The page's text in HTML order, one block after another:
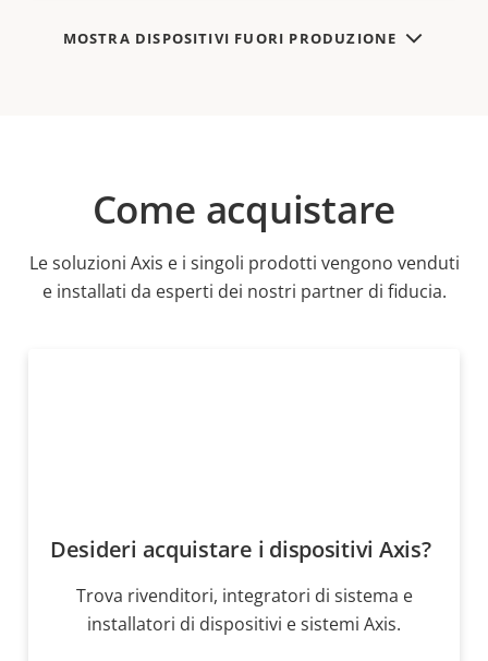
MOSTRA DISPOSITIVI FUORI PRODUZIONE
Come acquistare
Le soluzioni Axis e i singoli prodotti vengono venduti
e installati da esperti dei nostri partner di fiducia.
Desideri acquistare i dispositivi Axis?
Trova rivenditori, integratori di sistema e
installatori di dispositivi e sistemi Axis.